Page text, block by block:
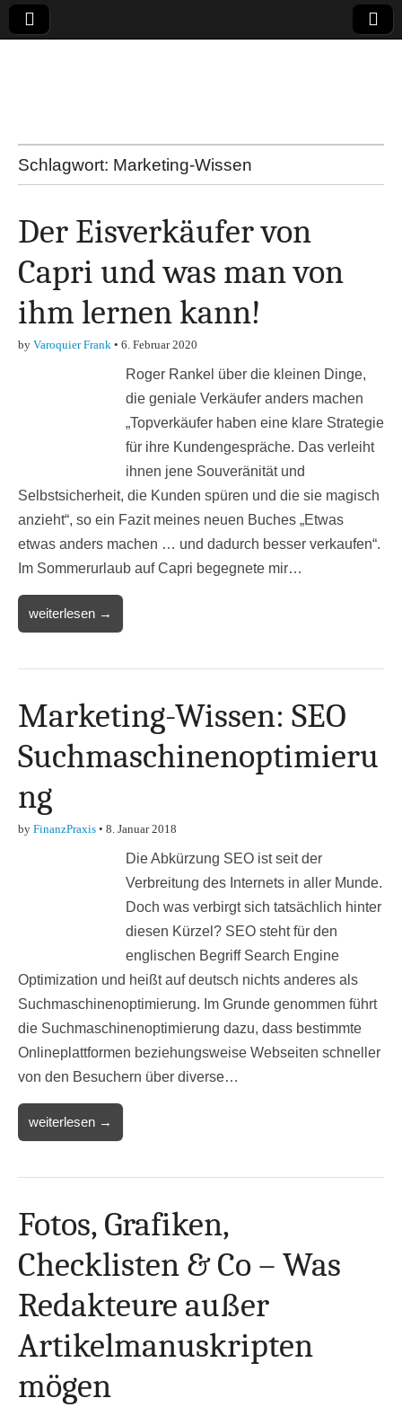
den Themen
Finanzen,
Marketing-, Vertrieb-
& Investment-Tipps
Schlagwort: Marketing-Wissen
Der Eisverkäufer von
Capri und was man von
ihm lernen kann!
by Varoquier Frank • 6. Februar 2020
Roger Rankel über die kleinen Dinge,
die geniale Verkäufer anders machen
„Topverkäufer haben eine klare Strategie
für ihre Kundengespräche. Das verleiht
ihnen jene Souveränität und
Selbstsicherheit, die Kunden spüren und die sie magisch
anzieht“, so ein Fazit meines neuen Buches „Etwas
etwas anders machen … und dadurch besser verkaufen“.
Im Sommerurlaub auf Capri begegnete mir…
weiterlesen →
Marketing-Wissen: SEO
Suchmaschinenoptimieru
ng
by FinanzPraxis • 8. Januar 2018
Die Abkürzung SEO ist seit der
Verbreitung des Internets in aller Munde.
Doch was verbirgt sich tatsächlich hinter
diesen Kürzel? SEO steht für den
englischen Begriff Search Engine
Optimization und heißt auf deutsch nichts anderes als
Suchmaschinenoptimierung. Im Grunde genommen führt
die Suchmaschinenoptimierung dazu, dass bestimmte
Onlineplattformen beziehungsweise Webseiten schneller
von den Besuchern über diverse…
weiterlesen →
Fotos, Grafiken,
Checklisten & Co – Was
Redakteure außer
Artikelmanuskripten
mögen